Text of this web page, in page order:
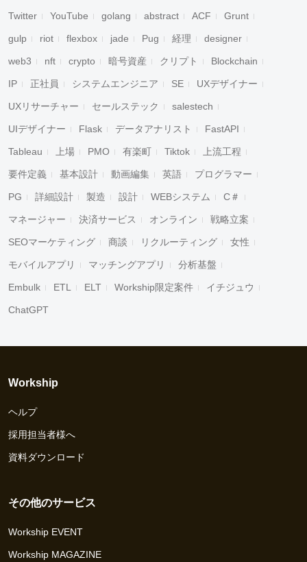
Twitter YouTube golang abstract ACF Grunt
gulp riot flexbox jade Pug 経理 designer
web3 nft crypto 暗号資産 クリプト Blockchain
IP 正社員 システムエンジニア SE UXデザイナー
UXリサーチャー セールステック salestech
UIデザイナー Flask データアナリスト FastAPI
Tableau 上場 PMO 有楽町 Tiktok 上流工程
要件定義 基本設計 動画編集 英語 プログラマー
PG 詳細設計 製造 設計 WEBシステム C＃
マネージャー 決済サービス オンライン 戦略立案
SEOマーケティング 商談 リクルーティング 女性
モバイルアプリ マッチングアプリ 分析基盤
Embulk ETL ELT Workship限定案件 イチジュウ
ChatGPT
Workship
ヘルプ
採用担当者様へ
資料ダウンロード
その他のサービス
Workship EVENT
Workship MAGAZINE